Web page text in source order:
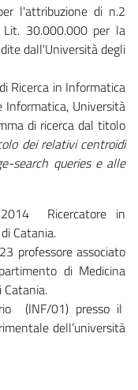
l'attribuzione di n.2
30.000.000 per la
dall'Università degli
Ricerca in Informatica
Università
di ricerca dal titolo
dei relativi centroidi
search queries e alle
Ricercatore in
Catania.
professore associato
di Medicina
Catania.
(INF/01) presso il
dell’università